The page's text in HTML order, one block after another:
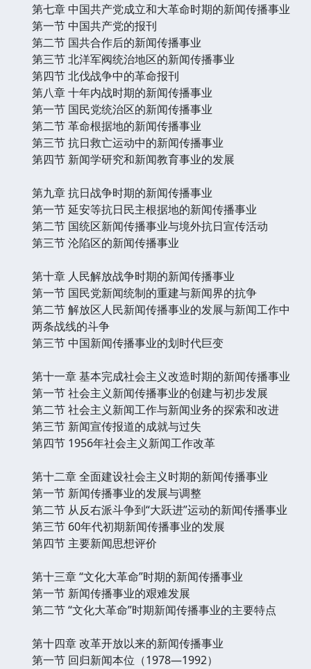
第七章 中国共产党成立和大革命时期的新闻传播事业
第一节 中国共产党的报刊
第二节 国共合作后的新闻传播事业
第三节 北洋军阀统治地区的新闻传播事业
第四节 北伐战争中的革命报刊
第八章 十年内战时期的新闻传播事业
第一节 国民党统治区的新闻传播事业
第二节 革命根据地的新闻传播事业
第三节 抗日救亡运动中的新闻传播事业
第四节 新闻学研究和新闻教育事业的发展
第九章 抗日战争时期的新闻传播事业
第一节 延安等抗日民主根据地的新闻传播事业
第二节 国统区新闻传播事业与境外抗日宣传活动
第三节 沦陷区的新闻传播事业
第十章 人民解放战争时期的新闻传播事业
第一节 国民党新闻统制的重建与新闻界的抗争
第二节 解放区人民新闻传播事业的发展与新闻工作中
两条战线的斗争
第三节 中国新闻传播事业的划时代巨变
第十一章 基本完成社会主义改造时期的新闻传播事业
第一节 社会主义新闻传播事业的创建与初步发展
第二节 社会主义新闻工作与新闻业务的探索和改进
第三节 新闻宣传报道的成就与过失
第四节 1956年社会主义新闻工作改革
第十二章 全面建设社会主义时期的新闻传播事业
第一节 新闻传播事业的发展与调整
第二节 从反右派斗争到“大跃进”运动的新闻传播事业
第三节 60年代初期新闻传播事业的发展
第四节 主要新闻思想评价
第十三章 “文化大革命”时期的新闻传播事业
第一节 新闻传播事业的艰难发展
第二节 “文化大革命”时期新闻传播事业的主要特点
第十四章 改革开放以来的新闻传播事业
第一节 回归新闻本位（1978—1992）